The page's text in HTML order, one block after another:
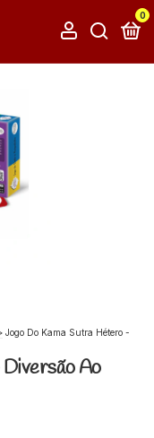
0
Jogo Do Kama Sutra Hétero -
Ao